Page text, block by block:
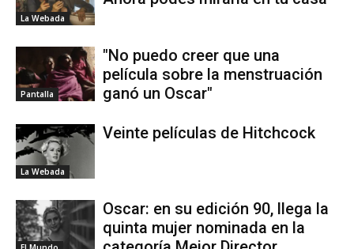
La Webada
Pantalla
"No puedo creer que una
película sobre la menstruación
ganó un Oscar"
La Webada
Veinte películas de Hitchcock
Oscar: en su edición 90, llega la
quinta mujer nominada en la